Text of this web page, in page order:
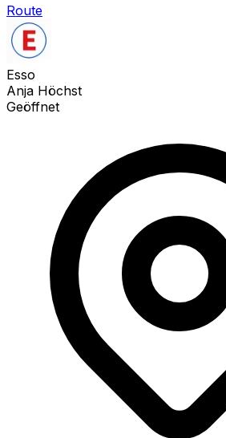
Route
Esso
Anja Höchst
Geöffnet